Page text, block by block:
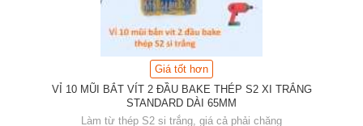
Giá tốt hơn
VỈ 10 MŨI BẮT VÍT 2 ĐẦU BAKE THÉP S2 XI TRẮNG
STANDARD DÀI 65MM
Làm từ thép S2 si trắng, giá cả phải chăng